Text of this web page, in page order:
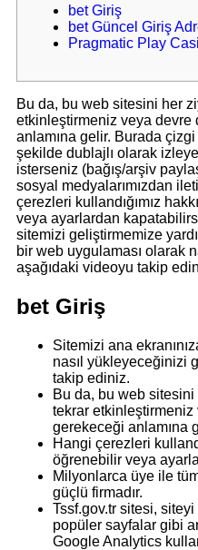
bet Giriş
bet Güncel Giriş
Pragmatic Play
Bu da, bu web sitesini her
etkinleştirmeniz veya devre
anlamına gelir. Burada
şekilde dublajlı olarak
isterseniz (bağış/arşiv
sosyal medyalarımızdan
çerezleri kullandığımız
veya ayarlardan
sitemizi geliştirmemize
bir web uygulaması olarak
aşağıdaki videoyu takip
bet Giriş
Sitemizi ana
nasıl yükleyeceğinizi
takip ediniz.
Bu da, bu web
tekrar etkinleştirmeniz
gerekeceği anlamına
Hangi çerezleri
öğrenebilir veya
Milyonlarca üye ile
güçlü firmadır.
Tssf.gov.tr sitesi,
popüler sayfalar gibi
Google Analytics